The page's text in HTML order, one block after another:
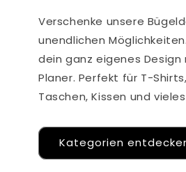
Verschenke unsere
unendlichen
dein ganz eigenes
Planer. Perfekt für T-
Taschen, Kissen und
Kategorien